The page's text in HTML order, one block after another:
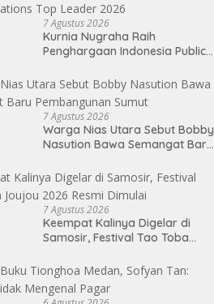
7 Agustus 2026
Kurnia Nugraha Raih
Penghargaan Indonesia Public
7 Agustus 2026
Warga Nias Utara Sebut Bobby
Nasution Bawa Semangat Baru
7 Agustus 2026
Keempat Kalinya Digelar di
Samosir, Festival Tao Toba